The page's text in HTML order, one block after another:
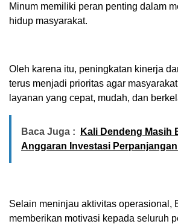
Minum memiliki peran penting dalam
hidup masyarakat.
Oleh karena itu, peningkatan kinerja
terus menjadi prioritas agar
layanan yang cepat, mudah, dan
Baca Juga :
Kali Dendeng Masih
Anggaran Investasi
Selain meninjau aktivitas operasional,
memberikan motivasi kepada seluruh